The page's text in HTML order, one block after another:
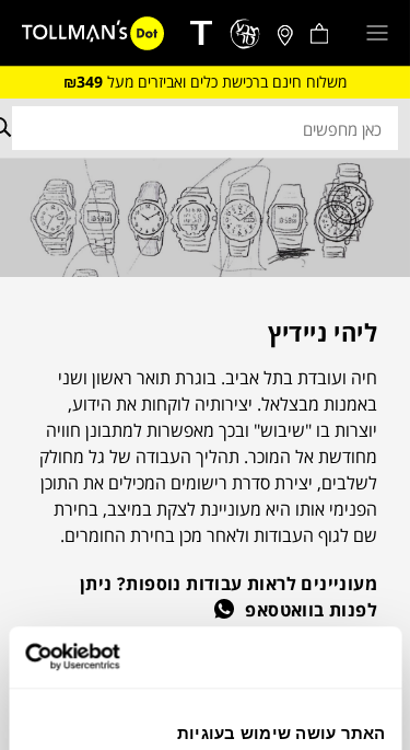
האתר עושה שימוש בעוגיות
משלוח חינם ברכישת כלים ואביזרים מעל ₪349
ליהי ניידיץ
חיה ועובדת בתל אביב. בוגרת תואר ראשון ושני
באמנות מבצלאל. יצירותיה לוקחות את הידוע,
יוצרות בו "שיבוש" ובכך מאפשרות למתבונן חוויה
מחודשת אל המוכר. תהליך העבודה של גל מחולק
לשלבים, יצירת סדרת רישומים המכילים את התוכן
הפנימי אותו היא מעוניינת לצקת במיצב, בחירת
שם לגוף העבודות ולאחר מכן בחירת החומרים.
מעוניינים לראות עבודות נוספות? ניתן
לפנות בוואטסאפ
ליהי ניידיץ